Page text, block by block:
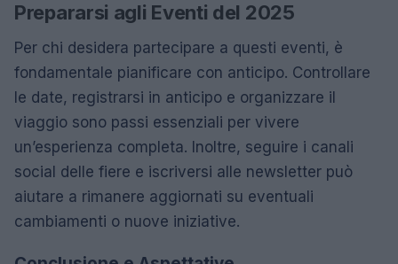
Prepararsi agli Eventi del 2025
Per chi desidera partecipare a questi eventi, è
fondamentale pianificare con anticipo. Controllare
le date, registrarsi in anticipo e organizzare il
viaggio sono passi essenziali per vivere
un’esperienza completa. Inoltre, seguire i canali
social delle fiere e iscriversi alle newsletter può
aiutare a rimanere aggiornati su eventuali
cambiamenti o nuove iniziative.